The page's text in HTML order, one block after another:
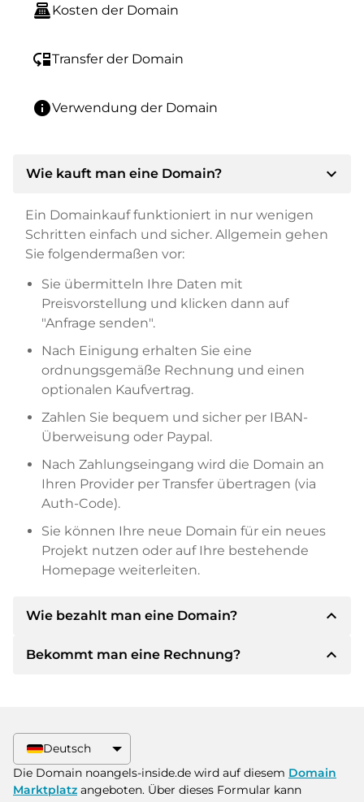
point_of_saleKosten der Domain
move_downTransfer der Domain
infoVerwendung der Domain
Wie kauft man eine Domain? expand_more
Ein Domainkauf funktioniert in nur wenigen
Schritten einfach und sicher. Allgemein gehen
Sie folgendermaßen vor:
Sie übermitteln Ihre Daten mit
Preisvorstellung und klicken dann auf
"Anfrage senden".
Nach Einigung erhalten Sie eine
ordnungsgemäße Rechnung und einen
optionalen Kaufvertrag.
Zahlen Sie bequem und sicher per IBAN-
Überweisung oder Paypal.
Nach Zahlungseingang wird die Domain an
Ihren Provider per Transfer übertragen (via
Auth-Code).
Sie können Ihre neue Domain für ein neues
Projekt nutzen oder auf Ihre bestehende
Homepage weiterleiten.
Wie bezahlt man eine Domain? expand_less
Nach einer Einigung wird der Inhaber Ihnen die
Zahlungsmethoden anbieten.
Bitte geben Sie bei der Überweisung immer
den Domainnamen und die
Bekommt man eine Rechnung? expand_less
größeren Kaufpreisen bekommen Sie auf
Wunsch auch einen zusätzlichen Kaufvertrag.
Deutsch
Die Domain noangels-inside.de wird auf diesem Domain
Marktplatz angeboten. Über dieses Formular kann